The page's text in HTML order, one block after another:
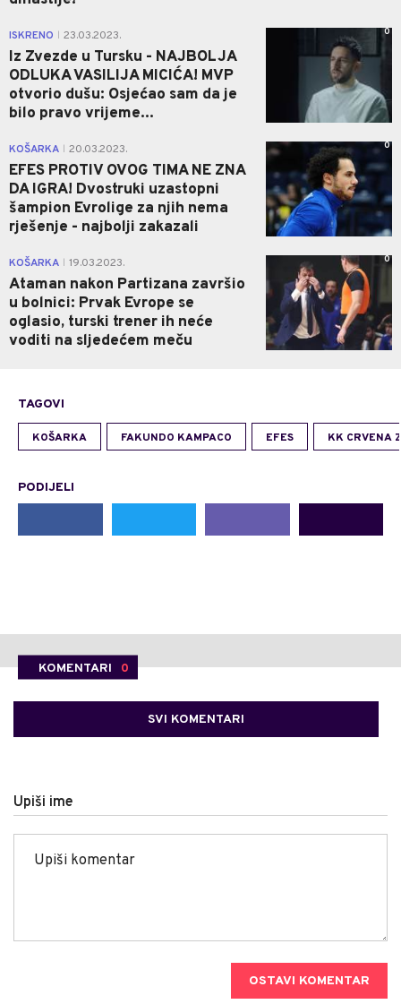
ISKRENO 23.03.2023.
Iz Zvezde u Tursku - NAJBOLJA
ODLUKA VASILIJA MICIĆA! MVP
otvorio dušu: Osjećao sam da je
bilo pravo vrijeme...
0
KOŠARKA 20.03.2023.
EFES PROTIV OVOG TIMA NE ZNA
DA IGRA! Dvostruki uzastopni
šampion Evrolige za njih nema
rješenje - najbolji zakazali
0
KOŠARKA 19.03.2023.
Ataman nakon Partizana završio
u bolnici: Prvak Evrope se
oglasio, turski trener ih neće
voditi na sljedećem meču
0
TAGOVI
KOŠARKA FAKUNDO KAMPACO EFES KK CRVENA
PODIJELI
KOMENTARI 0
SVI KOMENTARI
Upiši ime
OSTAVI KOMENTAR